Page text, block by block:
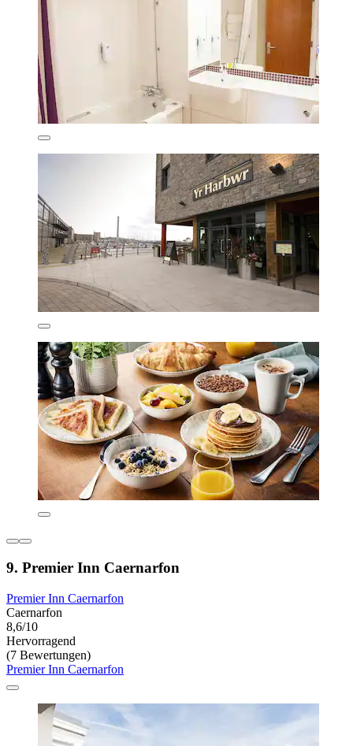
9. Premier Inn Caernarfon
Premier Inn Caernarfon
Caernarfon
8,6/10
Hervorragend
(7 Bewertungen)
Premier Inn Caernarfon